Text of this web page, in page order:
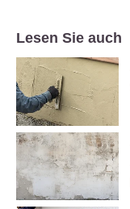
Lesen Sie auch